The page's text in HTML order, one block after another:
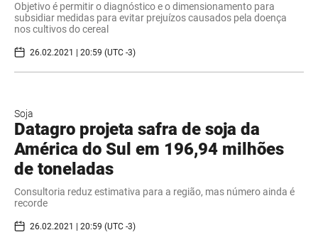
Objetivo é permitir o diagnóstico e o dimensionamento para
subsidiar medidas para evitar prejuízos causados pela doença
nos cultivos do cereal
26.02.2021 | 20:59 (UTC -3)
Soja
Datagro projeta safra de soja da
América do Sul em 196,94 milhões
de toneladas
Consultoria reduz estimativa para a região, mas número ainda é
recorde
26.02.2021 | 20:59 (UTC -3)